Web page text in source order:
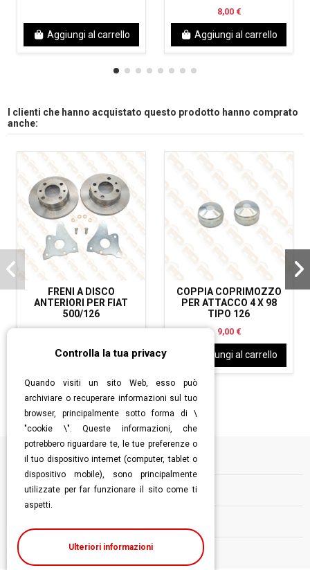
Aggiungi al carrello
8,00 €
Aggiungi al carrello
I clienti che hanno acquistato questo prodotto hanno comprato
anche:
FRENI A DISCO
ANTERIORI PER FIAT
500/126
Aggiungi al carrello
COPPIA COPRIMOZZO
PER ATTACCO 4 X 98
TIPO 126
9,00 €
Aggiungi al carrello
Informazioni
Follow us
Controlla la tua privacy
Quando visiti un sito Web, esso può
archiviare o recuperare informazioni sul tuo
browser, principalmente sotto forma di \
"cookie \". Queste informazioni, che
potrebbero riguardare te, le tue preferenze o
il tuo dispositivo internet (computer, tablet o
dispositivo mobile), sono principalmente
utilizzate per far funzionare il sito come ti
aspetti.
Ulteriori informazioni